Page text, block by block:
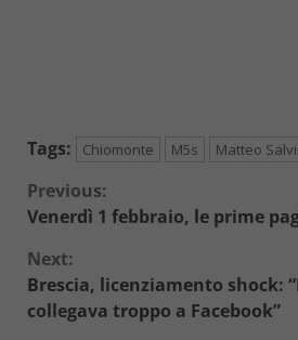
Tags: Chiomonte M5s Matteo
Continue
Previous:
Venerdì 1 febbraio, le prime
Next:
Brescia, licenziamento shock:
collegava troppo a Facebook”